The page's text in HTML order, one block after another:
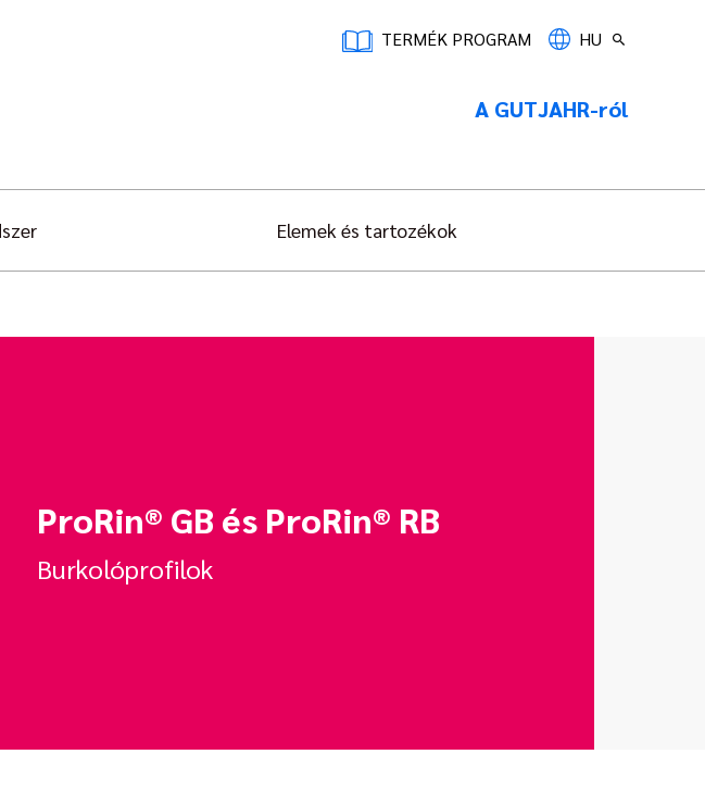
TERMÉK PROGRAM HU
A GUTJAHR-ról
Elemek és tartozékok
ProRin® GB és ProRin® RB
Burkolóprofilok